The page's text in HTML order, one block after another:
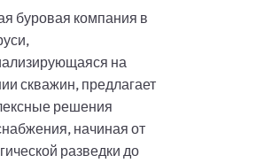
буровая компания в
на
скважин, предлагает
решения
начиная от
разведки до